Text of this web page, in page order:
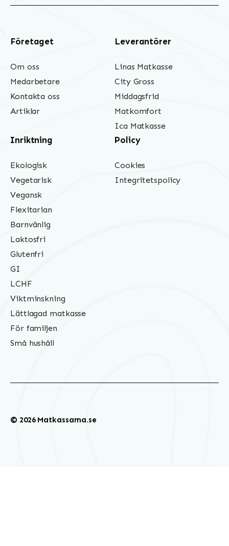
Företaget
Om oss
Medarbetare
Kontakta oss
Artiklar
Leverantörer
Linas Matkasse
City Gross
Middagsfrid
Matkomfort
Ica Matkasse
Inriktning
Ekologisk
Vegetarisk
Vegansk
Flexitarian
Barnvänlig
Laktosfri
Glutenfri
GI
LCHF
Viktminskning
Lättlagad matkasse
För familjen
Små hushåll
Policy
Cookies
Integritetspolicy
© 2026 Matkassarna.se